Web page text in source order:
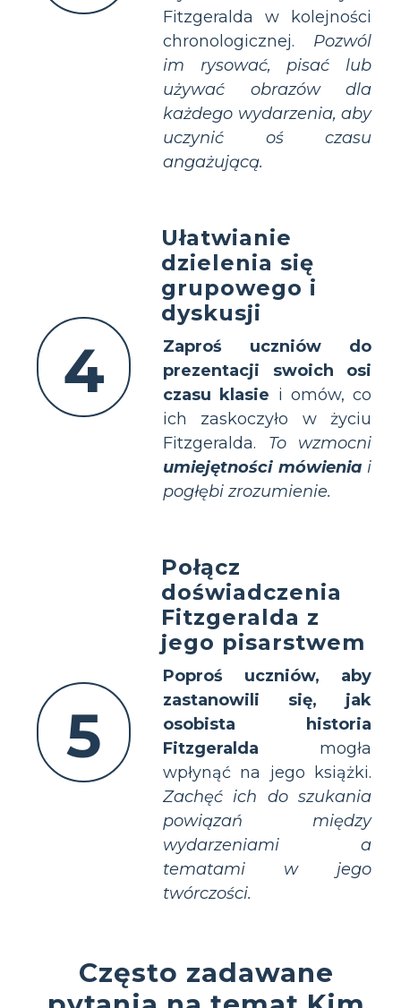
Fitzgeralda w kolejności
chronologicznej. Pozwól
im rysować, pisać lub
używać obrazów dla
każdego wydarzenia, aby
uczynić oś czasu
angażującą.
4
Ułatwianie
dzielenia się
grupowego i
dyskusji
Zaproś uczniów do
prezentacji swoich osi
czasu klasie i omów, co
ich zaskoczyło w życiu
Fitzgeralda. To wzmocni
umiejętności mówieniai
pogłębi zrozumienie.
5
Połącz
doświadczenia
Fitzgeralda z
jego pisarstwem
Poproś uczniów, aby
zastanowili się, jak
osobista historia
Fitzgeralda mogła
wpłynąć na jego książki.
Zachęć ich do szukania
powiązań między
wydarzeniami a
tematami w jego
twórczości.
Często zadawane